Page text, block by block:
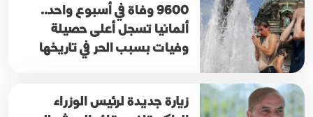
9600 وفاة في أسبوع واحد..
ألمانيا تسجل أعلى حصيلة
وفيات بسبب الحر في تاريخها
زيارة جديدة لرئيس الوزراء